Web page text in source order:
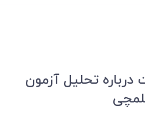
تحلیل آزمون